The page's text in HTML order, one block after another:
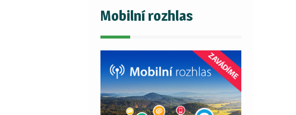
Mobilní rozhlas